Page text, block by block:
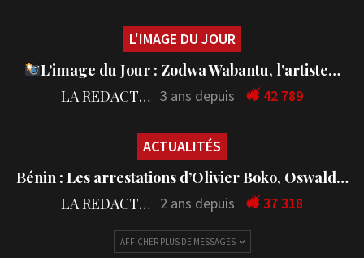
L'IMAGE DU JOUR
L’image du Jour : Zodwa Wabantu, l’artiste…
LA REDACTION 3 ans depuis 42 789
ACTUALITÉS
Bénin : Les arrestations d’Olivier Boko, Oswald…
LA REDACTION 2 ans depuis 37 318
AFFICHER PLUS DE MESSAGES